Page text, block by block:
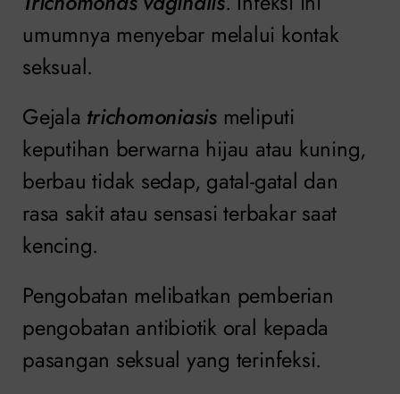
umumnya menyebar melalui kontak
seksual.
Gejala trichomoniasismeliputi
keputihan berwarna hijau atau kuning,
berbau tidak sedap, gatal-gatal dan
rasa sakit atau sensasi terbakar saat
kencing.
Pengobatan melibatkan pemberian
pengobatan antibiotik oral kepada
pasangan seksual yang terinfeksi.